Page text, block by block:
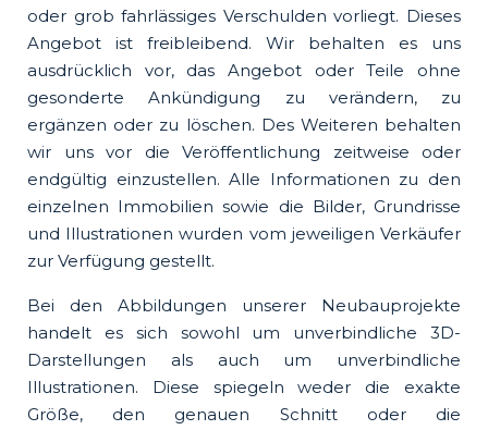
oder grob fahrlässiges Verschulden vorliegt. Dieses
Angebot ist freibleibend. Wir behalten es uns
ausdrücklich vor, das Angebot oder Teile ohne
gesonderte Ankündigung zu verändern, zu
ergänzen oder zu löschen. Des Weiteren behalten
wir uns vor die Veröffentlichung zeitweise oder
endgültig einzustellen. Alle Informationen zu den
einzelnen Immobilien sowie die Bilder, Grundrisse
und Illustrationen wurden vom jeweiligen Verkäufer
zur Verfügung gestellt.
Bei den Abbildungen unserer Neubauprojekte
handelt es sich sowohl um unverbindliche 3D-
Darstellungen als auch um unverbindliche
Illustrationen. Diese spiegeln weder die exakte
Größe, den genauen Schnitt oder die